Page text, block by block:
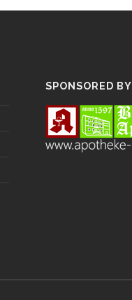
SPONSORED BY